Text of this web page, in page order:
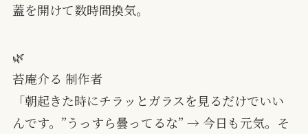
蓋を開けて数時間換気。
🌿
苔庵介る 制作者
「朝起きた時にチラッとガラスを見るだけでいい
んです。”うっすら曇ってるな” → 今日も元気。そ